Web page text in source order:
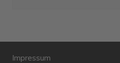
Impressum